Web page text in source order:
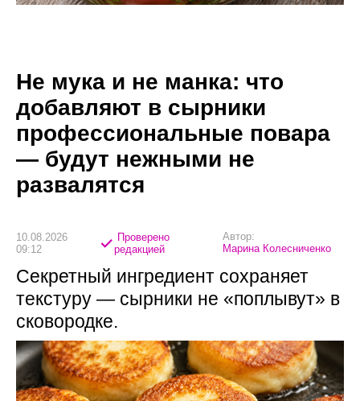
Не мука и не манка: что
добавляют в сырники
профессиональные повара
— будут нежными не
развалятся
10.08.2026
09:12
Проверено
редакцией
Автор:
Марина Колесниченко
Секретный ингредиент сохраняет
текстуру — сырники не «поплывут» в
сковородке.